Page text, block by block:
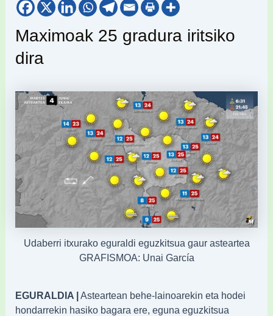
Maximoak 25 gradura iritsiko
dira
Udaberri itxurako eguraldi eguzkitsua gaur asteartea
GRAFISMOA: Unai García
EGURALDIA |Asteartean behe-lainoarekin eta hodei
hondarrekin hasiko bagara ere, eguna eguzkitsua